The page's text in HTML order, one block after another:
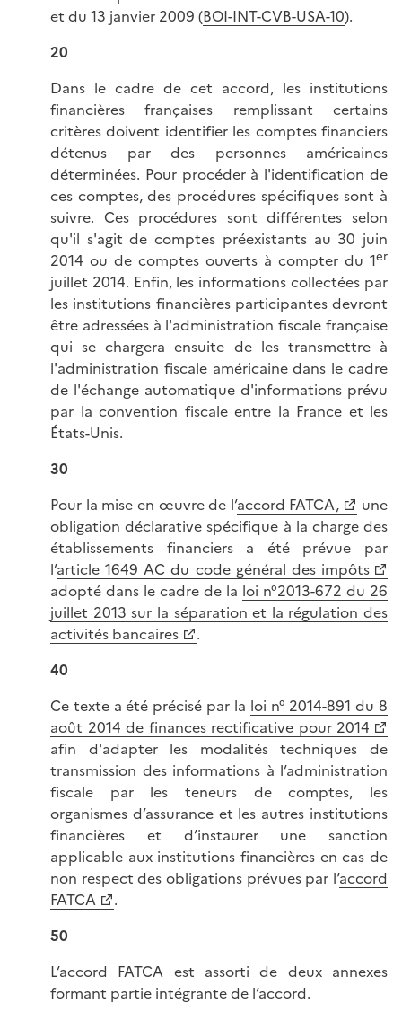
et du 13 janvier 2009 (BOI-INT-CVB-USA-10).
20
Dans le cadre de cet accord, les institutions
financières françaises remplissant certains
critères doivent identifier les comptes financiers
détenus par des personnes américaines
déterminées. Pour procéder à l'identification de
ces comptes, des procédures spécifiques sont à
suivre. Ces procédures sont différentes selon
qu'il s'agit de comptes préexistants au 30 juin
2014 ou de comptes ouverts à compter du 1er
juillet 2014. Enfin, les informations collectées par
les institutions financières participantes devront
être adressées à l'administration fiscale française
qui se chargera ensuite de les transmettre à
l'administration fiscale américaine dans le cadre
de l'échange automatique d'informations prévu
par la convention fiscale entre la France et les
États-Unis.
30
Pour la mise en œuvre de l’accord FATCA,
une
obligation déclarative spécifique à la charge des
établissements financiers a été prévue par
l’article 1649 AC du code général des impôts
adopté dans le cadre de la loi n°2013-672 du 26
juillet 2013 sur la séparation et la régulation des
activités bancaires
.
40
Ce texte a été précisé par la loi n° 2014-891 du 8
août 2014 de finances rectificative pour 2014
afin d'adapter les modalités techniques de
transmission des informations à l’administration
fiscale par les teneurs de comptes, les
organismes d’assurance et les autres institutions
financières et d’instaurer une sanction
applicable aux institutions financières en cas de
non respect des obligations prévues par l’accord
FATCA
.
50
L’accord FATCA est assorti de deux annexes
formant partie intégrante de l’accord.